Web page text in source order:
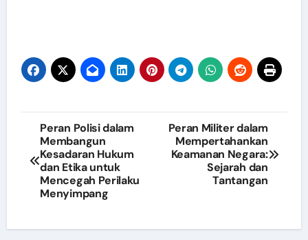
Post
navigation
Peran Polisi dalam
Membangun
Kesadaran Hukum
dan Etika untuk
Mencegah Perilaku
Menyimpang
Peran Militer dalam
Mempertahankan
Keamanan Negara:
Sejarah dan
Tantangan